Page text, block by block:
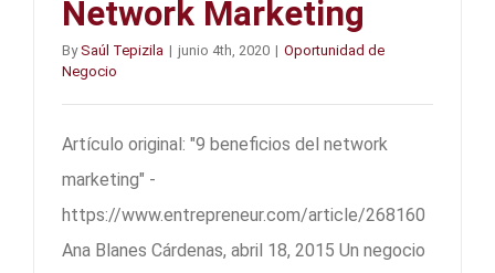
Network Marketing
BySaúl Tepizila | junio 4th, 2020 | Oportunidad de
Negocio
Artículo original: "9 beneficios del network
marketing" -
https://www.entrepreneur.com/article/268160
Ana Blanes Cárdenas, abril 18, 2015 Un negocio